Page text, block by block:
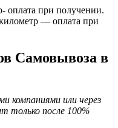
при получении.
— оплата при
Самовывоза в
компаниями или через
только после 100%